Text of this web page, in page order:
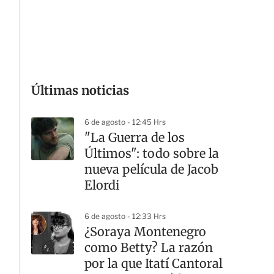
Últimas noticias
6 de agosto - 12:45 Hrs
"La Guerra de los
Últimos": todo sobre la
nueva película de Jacob
Elordi
6 de agosto - 12:33 Hrs
¿Soraya Montenegro
como Betty? La razón
por la que Itatí Cantoral